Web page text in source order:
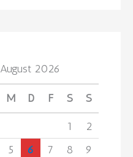
August 2026
M D F S S
1
2
5 6 7 8
9